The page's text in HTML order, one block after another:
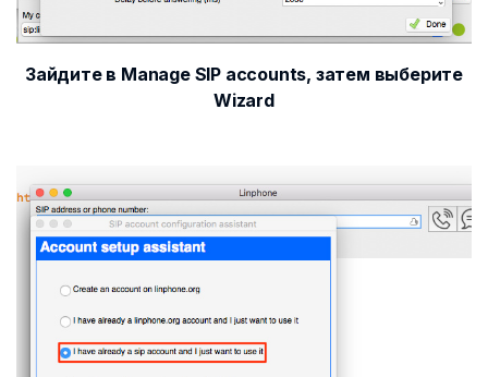
Зайдите в Manage SIP accounts, затем выберите
Wizard